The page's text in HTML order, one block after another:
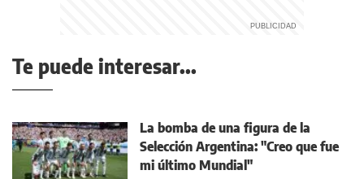
Te puede interesar...
La bomba de una figura de la
Selección Argentina: "Creo que fue
mi último Mundial"